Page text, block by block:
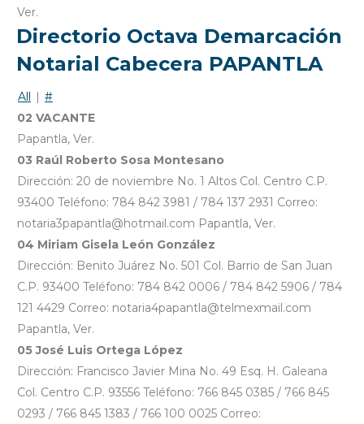
Ver.
Directorio Octava Demarcación
Notarial Cabecera PAPANTLA
All | #
02 VACANTE
Papantla, Ver.
03 Raúl Roberto Sosa Montesano
Dirección: 20 de noviembre No. 1 Altos Col. Centro C.P.
93400 Teléfono: 784 842 3981 / 784 137 2931 Correo:
notaria3papantla@hotmail.com Papantla, Ver.
04 Miriam Gisela León González
Dirección: Benito Juárez No. 501 Col. Barrio de San Juan
C.P. 93400 Teléfono: 784 842 0006 / 784 842 5906 / 784
121 4429 Correo: notaria4papantla@telmexmail.com
Papantla, Ver.
05 José Luis Ortega López
Dirección: Francisco Javier Mina No. 49 Esq. H. Galeana
Col. Centro C.P. 93556 Teléfono: 766 845 0385 / 766 845
0293 / 766 845 1383 / 766 100 0025 Correo: